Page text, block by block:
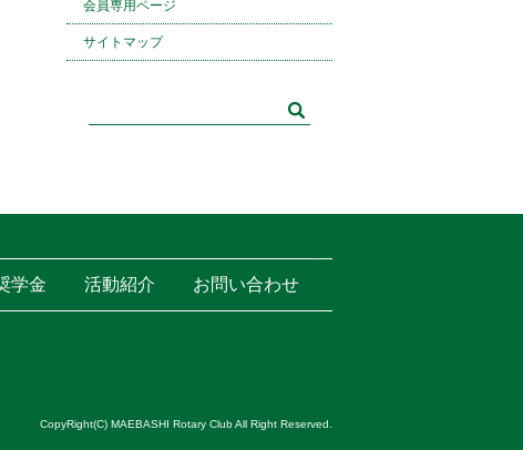
会員専用ページ
サイトマップ
学金 活動紹介 お問い合わせ
CopyRight(C) MAEBASHI Rotary Club All Right Reserved.